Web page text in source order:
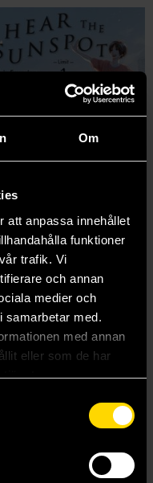
Om
att anpassa innehållet
funktioner
trafik. Vi
och annan
medier och
samarbetar med.
med annan
eller som de har
tjänster.
Fumino
kr
leveranstid
Beställ